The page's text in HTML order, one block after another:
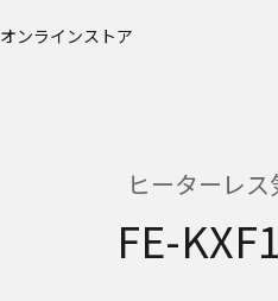
オンラインストア
ヒーターレス
FE-